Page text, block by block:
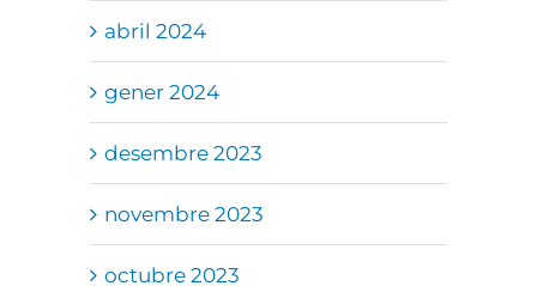
abril 2024
gener 2024
desembre 2023
novembre 2023
octubre 2023